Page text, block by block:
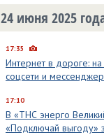
24 июня 2025
17:35
Интернет в дороге:
соцсети и
17:10
В «ТНС энерго
«Подключай выгоду»